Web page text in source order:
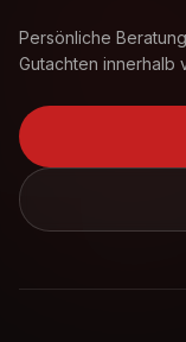
Persönliche
Gutachten innerhalb